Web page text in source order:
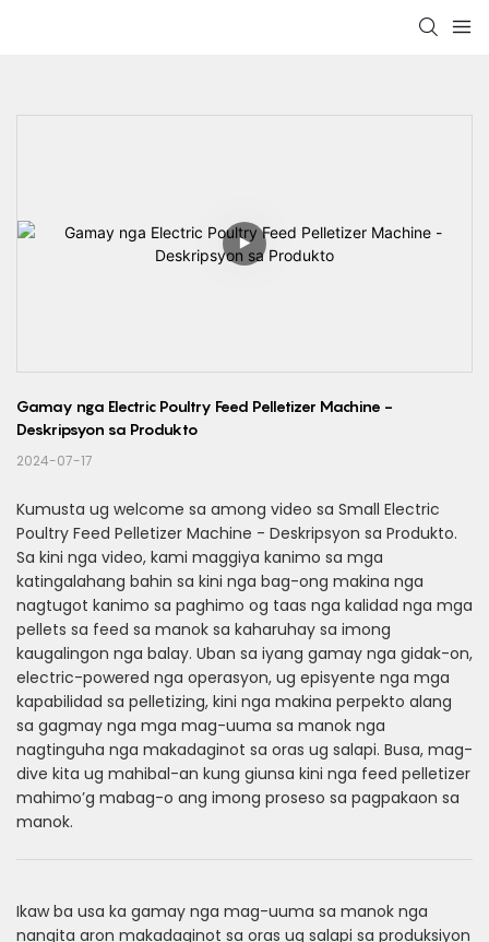
Gamay nga Electric Poultry Feed Pelletizer Machine -
Deskripsyon sa Produkto
2024-07-17
Kumusta ug welcome sa among video sa Small Electric
Poultry Feed Pelletizer Machine - Deskripsyon sa Produkto.
Sa kini nga video, kami maggiya kanimo sa mga
katingalahang bahin sa kini nga bag-ong makina nga
nagtugot kanimo sa paghimo og taas nga kalidad nga mga
pellets sa feed sa manok sa kaharuhay sa imong
kaugalingon nga balay. Uban sa iyang gamay nga gidak-on,
electric-powered nga operasyon, ug episyente nga mga
kapabilidad sa pelletizing, kini nga makina perpekto alang
sa gagmay nga mga mag-uuma sa manok nga
nagtinguha nga makadaginot sa oras ug salapi. Busa, mag-
dive kita ug mahibal-an kung giunsa kini nga feed pelletizer
mahimo’g mabag-o ang imong proseso sa pagpakaon sa
manok.
Ikaw ba usa ka gamay nga mag-uuma sa manok nga
nangita aron makadaginot sa oras ug salapi sa produksiyon